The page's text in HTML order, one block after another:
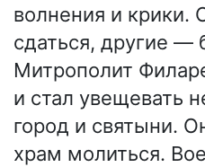
волнения и крики.
сдаться, другие —
Митрополит
и стал увещевать
город и святыни.
храм молиться.